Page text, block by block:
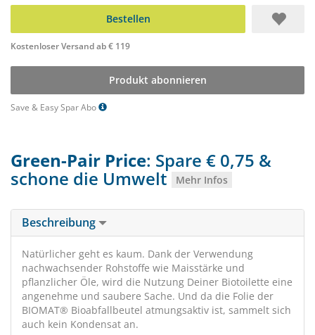
Bestellen
Kostenloser Versand ab € 119
Produkt abonnieren
Save & Easy Spar Abo
Green-Pair Price: Spare € 0,75 &
schone die Umwelt Mehr Infos
Beschreibung
Natürlicher geht es kaum. Dank der Verwendung
nachwachsender Rohstoffe wie Maisstärke und
pflanzlicher Öle, wird die Nutzung Deiner Biotoilette eine
angenehme und saubere Sache. Und da die Folie der
BIOMAT® Bioabfallbeutel atmungsaktiv ist, sammelt sich
auch kein Kondensat an.